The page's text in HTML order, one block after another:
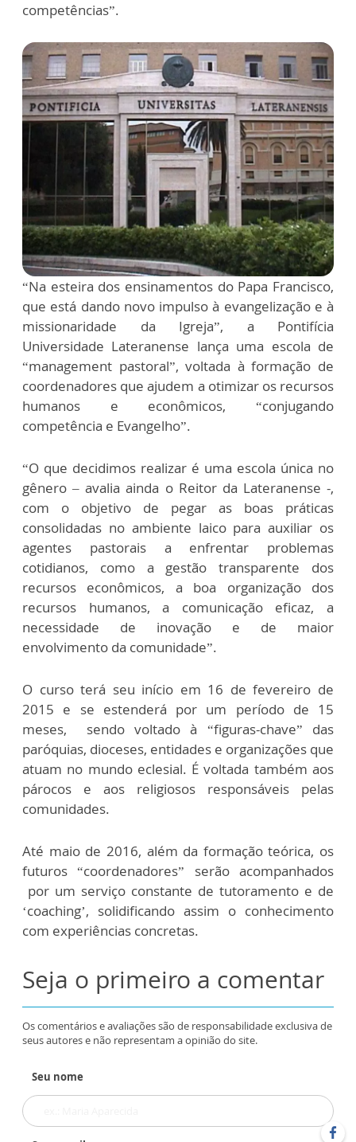
competências”.
“Na esteira dos ensinamentos do Papa Francisco,
que está dando novo impulso à evangelização e à
missionaridade da Igreja”, a Pontifícia
Universidade Lateranense lança uma escola de
“management pastoral”, voltada à formação de
coordenadores que ajudem a otimizar os recursos
humanos e econômicos, “conjugando
competência e Evangelho”.
“O que decidimos realizar é uma escola única no
gênero – avalia ainda o Reitor da Lateranense -,
com o objetivo de pegar as boas práticas
consolidadas no ambiente laico para auxiliar os
agentes pastorais a enfrentar problemas
cotidianos, como a gestão transparente dos
recursos econômicos, a boa organização dos
recursos humanos, a comunicação eficaz, a
necessidade de inovação e de maior
envolvimento da comunidade”.
O curso terá seu início em 16 de fevereiro de
2015 e se estenderá por um período de 15
meses, sendo voltado à “figuras-chave” das
paróquias, dioceses, entidades e organizações que
atuam no mundo eclesial. É voltada também aos
párocos e aos religiosos responsáveis pelas
comunidades.
Até maio de 2016, além da formação teórica, os
futuros “coordenadores” serão acompanhados
por um serviço constante de tutoramento e de
‘coaching’, solidificando assim o conhecimento
com experiências concretas.
Seja o primeiro a comentar
Os comentários e avaliações são de responsabilidade exclusiva de
seus autores e não representam a opinião do site.
Seu nome